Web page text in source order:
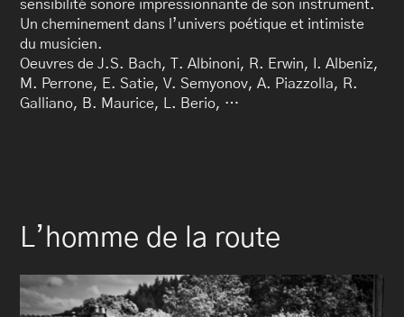
sensibilité sonore impressionnante de son instrument.
Un cheminement dans l’univers poétique et intimiste
du musicien.
Oeuvres de J.S. Bach, T. Albinoni, R. Erwin, I. Albeniz,
M. Perrone, E. Satie, V. Semyonov, A. Piazzolla, R.
Galliano, B. Maurice, L. Berio, …
L’homme de la route